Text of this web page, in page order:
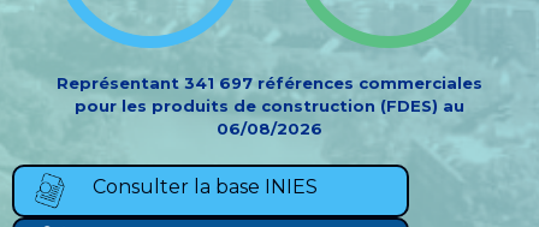
Représentant 341 697 références commerciales
pour les produits de construction (FDES) au
06/08/2026
Consulter la base INIES